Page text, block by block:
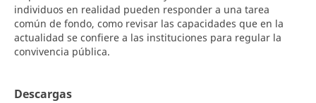
individuos en realidad pueden responder a una tarea
común de fondo, como revisar las capacidades que en la
actualidad se confiere a las instituciones para regular la
convivencia pública.
Descargas